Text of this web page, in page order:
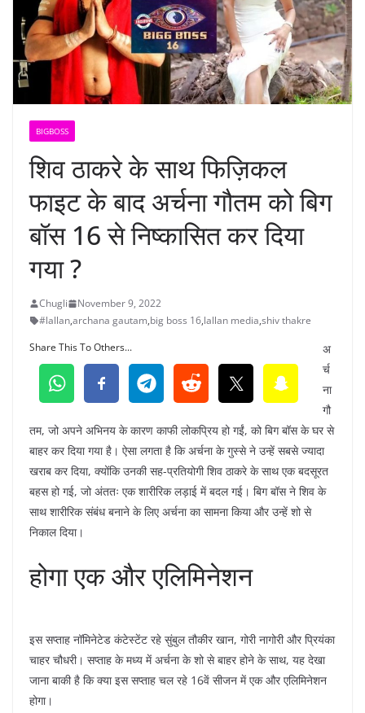
BIGBOSS
शिव ठाकरे के साथ फिज़िकल
फाइट के बाद अर्चना गौतम को बिग
बॉस 16 से निष्कासित कर दिया
गया ?
Chugli
November 9, 2022
#lallan,archana gautam,big boss 16,lallan media,shiv thakre
Share This To Others...
अ
र्च
ना
गौ
तम, जो अपने अभिनय के कारण काफी लोकप्रिय हो गईं, को बिग बॉस के घर से
बाहर कर दिया गया है। ऐसा लगता है कि अर्चना के गुस्से ने उन्हें सबसे ज्यादा
खराब कर दिया, क्योंकि उनकी सह-प्रतियोगी शिव ठाकरे के साथ एक बदसूरत
बहस हो गई, जो अंततः एक शारीरिक लड़ाई में बदल गई। बिग बॉस ने शिव के
साथ शारीरिक संबंध बनाने के लिए अर्चना का सामना किया और उन्हें शो से
निकाल दिया।
होगा एक और एलिमिनेशन
इस सप्ताह नॉमिनेटेड कंटेस्टेंट रहे सुंबुल तौकीर खान, गोरी नागोरी और प्रियंका
चाहर चौधरी। सप्ताह के मध्य में अर्चना के शो से बाहर होने के साथ, यह देखा
जाना बाकी है कि क्या इस सप्ताह चल रहे 16वें सीजन में एक और एलिमिनेशन
होगा।